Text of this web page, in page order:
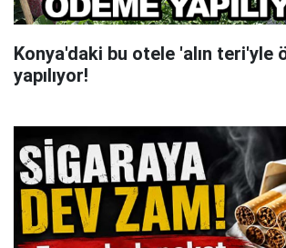
Konya'daki bu otele 'alın teri'yle
yapılıyor!